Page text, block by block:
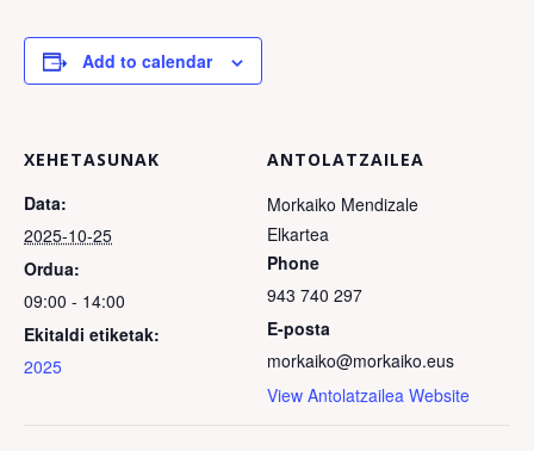
Add to calendar
XEHETASUNAK
Data:
2025-10-25
Ordua:
09:00 - 14:00
Ekitaldi etiketak:
2025
ANTOLATZAILEA
Morkaiko Mendizale
Elkartea
Phone
943 740 297
E-posta
morkaiko@morkaiko.eus
View Antolatzailea Website